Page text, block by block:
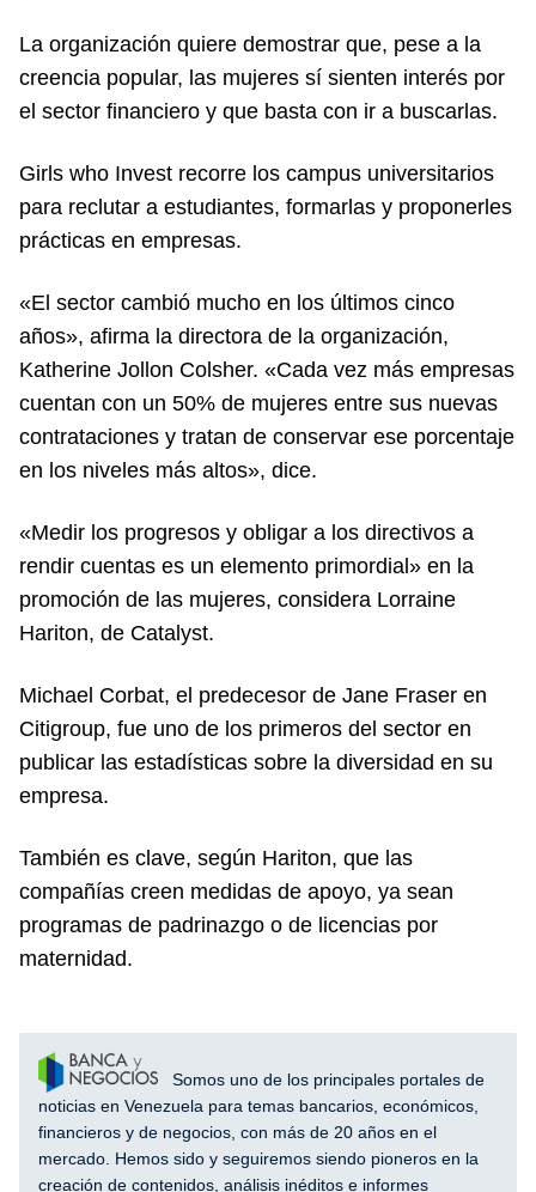
La organización quiere demostrar que, pese a la
creencia popular, las mujeres sí sienten interés por
el sector financiero y que basta con ir a buscarlas.
Girls who Invest recorre los campus universitarios
para reclutar a estudiantes, formarlas y proponerles
prácticas en empresas.
«El sector cambió mucho en los últimos cinco
años», afirma la directora de la organización,
Katherine Jollon Colsher. «Cada vez más empresas
cuentan con un 50% de mujeres entre sus nuevas
contrataciones y tratan de conservar ese porcentaje
en los niveles más altos», dice.
«Medir los progresos y obligar a los directivos a
rendir cuentas es un elemento primordial» en la
promoción de las mujeres, considera Lorraine
Hariton, de Catalyst.
Michael Corbat, el predecesor de Jane Fraser en
Citigroup, fue uno de los primeros del sector en
publicar las estadísticas sobre la diversidad en su
empresa.
También es clave, según Hariton, que las
compañías creen medidas de apoyo, ya sean
programas de padrinazgo o de licencias por
maternidad.
Somos uno de los principales portales de
noticias en Venezuela para temas bancarios, económicos,
financieros y de negocios, con más de 20 años en el
mercado. Hemos sido y seguiremos siendo pioneros en la
creación de contenidos, análisis inéditos e informes